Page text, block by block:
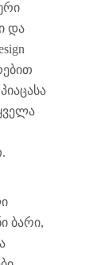
და
ბარი,